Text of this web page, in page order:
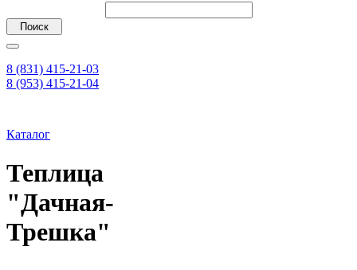
8 (831) 415-21-03
8 (953) 415-21-04
Каталог
Теплица
"Дачная-
Трешка"